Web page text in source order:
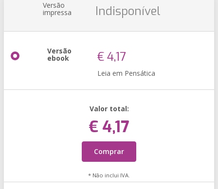
Versão
impressa Indisponível
Versão
ebook € 4,17
Leia em Pensática
Valor total:
€ 4,17
Comprar
* Não inclui IVA.